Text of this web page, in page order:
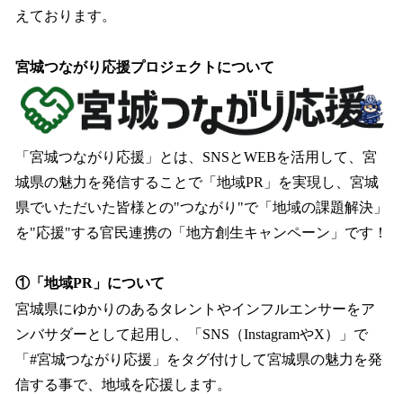
えております。
宮城つながり応援プロジェクトについて
「宮城つながり応援」とは、SNSとWEBを活用して、宮
城県の魅力を発信することで「地域PR」を実現し、宮城
県でいただいた皆様との"つながり"で「地域の課題解決」
を"応援"する官民連携の「地方創生キャンペーン」です！
①「地域PR」について
宮城県にゆかりのあるタレントやインフルエンサーをア
ンバサダーとして起用し、「SNS（InstagramやX）」で
「#宮城つながり応援」をタグ付けして宮城県の魅力を発
信する事で、地域を応援します。